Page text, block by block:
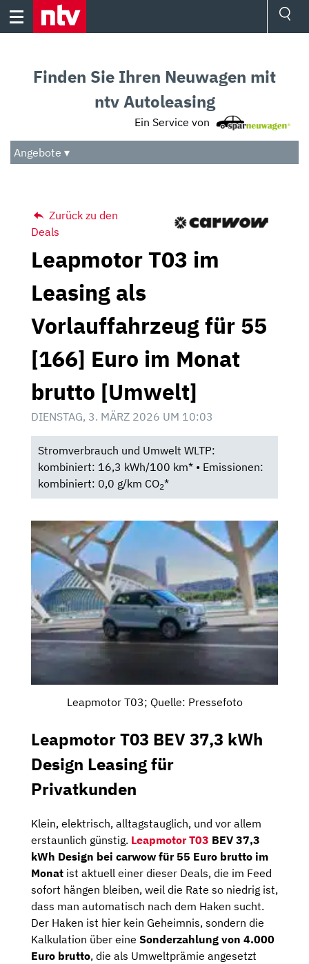
Skip
Audio
Das Beste
Finden Sie Ihren Neuwagen mit
ntv Autoleasing
Ein Service von
Angebote ▾
Zurück zu den
Deals
Leapmotor T03 im
Leasing als
Vorlauffahrzeug für 55
[166] Euro im Monat
brutto [Umwelt]
DIENSTAG, 3. MÄRZ 2026 UM 10:03
Stromverbrauch und Umwelt WLTP:
kombiniert: 16,3 kWh/100 km* • Emissionen:
kombiniert: 0,0 g/km CO2*
Leapmotor T03; Quelle: Pressefoto
Leapmotor T03 BEV 37,3 kWh
Design Leasing für
Privatkunden
Klein, elektrisch, alltagstauglich, und vor allem
erstaunlich günstig. Leapmotor T03 BEV 37,3
kWh Design bei carwow für 55 Euro brutto im
Monat ist aktuell einer dieser Deals, die im Feed
sofort hängen bleiben, weil die Rate so niedrig ist,
dass man automatisch nach dem Haken sucht.
Der Haken ist hier kein Geheimnis, sondern die
Kalkulation über eine Sonderzahlung von 4.000
Euro brutto, die als Umweltprämie angesetzt